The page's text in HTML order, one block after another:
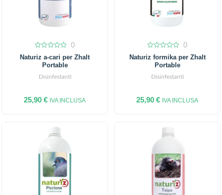
0
out
0
Naturiz a-cari per Zhalt
Portable
Disinfestanti
25,90 € IVA INCLUSA
0
out
0
Naturiz formika per Zhalt
Portable
Disinfestanti
25,90 € IVA INCLUSA